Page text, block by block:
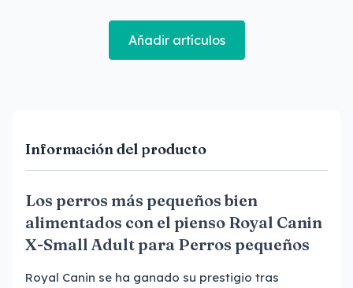
Añadir artículos
Información del producto
Los perros más pequeños bien
alimentados con el pienso Royal Canin
X-Small Adult para Perros pequeños
Royal Canin se ha ganado su prestigio tras